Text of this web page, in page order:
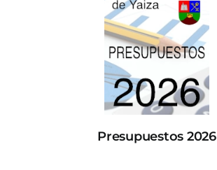
Presupuestos 2026